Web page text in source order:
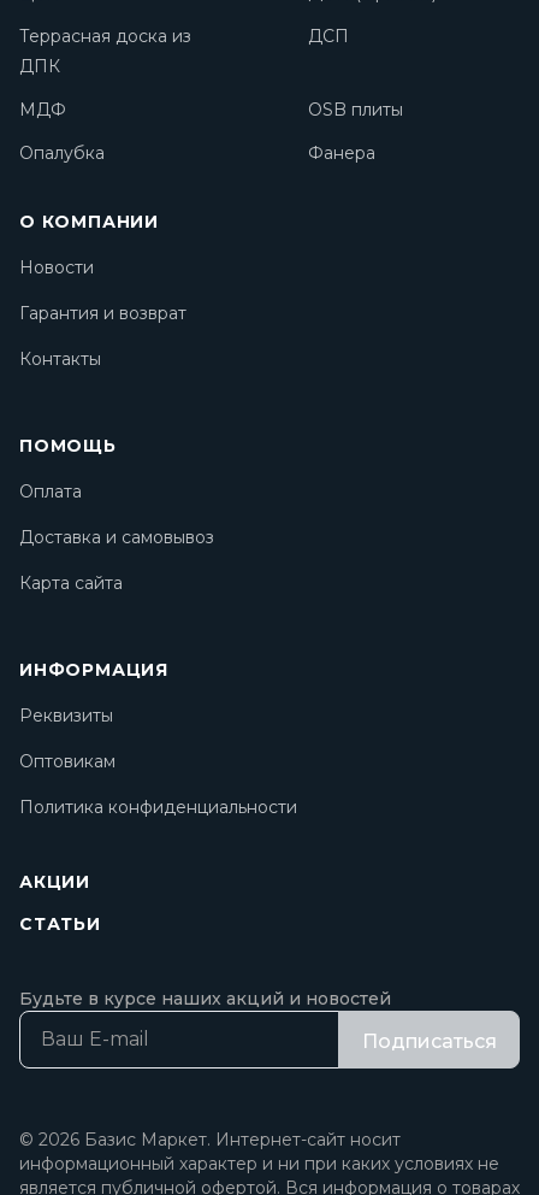
Террасная доска из
ДПК
ДСП
МДФ
OSB плиты
Опалубка
Фанера
О КОМПАНИИ
Новости
Гарантия и возврат
Контакты
ПОМОЩЬ
Оплата
Доставка и самовывоз
Карта сайта
ИНФОРМАЦИЯ
Реквизиты
Оптовикам
Политика конфиденциальности
АКЦИИ
СТАТЬИ
Будьте в курсе наших акций и новостей
Подписаться
© 2026 Базис Маркет. Интернет-сайт носит
информационный характер и ни при каких условиях не
является публичной офертой. Вся информация о товарах